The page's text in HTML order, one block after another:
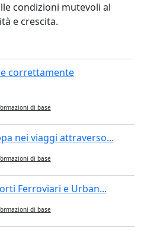
condizioni mutevoli al
e crescita.
correttamente
di base
nei viaggi attraverso...
di base
Ferroviari e Urban...
di base